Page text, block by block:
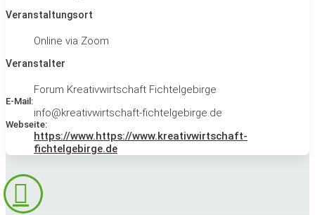
Veranstaltungsort
Online via Zoom
Veranstalter
Forum Kreativwirtschaft Fichtelgebirge
E-Mail:
info@kreativwirtschaft-fichtelgebirge.de
Webseite:
https://www.https://www.kreativwirtschaft-
fichtelgebirge.de